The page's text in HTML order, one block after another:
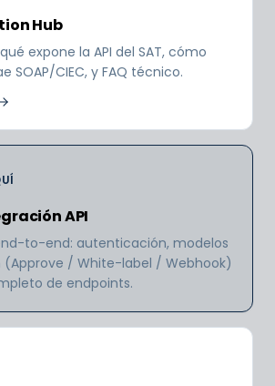
Hub
expone la API del SAT, cómo
SOAP/CIEC, y FAQ técnico.
API
to-end: autenticación, modelos
(Approve / White-label / Webhook)
de endpoints.